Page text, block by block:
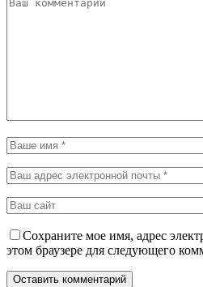
Сохраните мое имя, адрес
этом браузере для следующего